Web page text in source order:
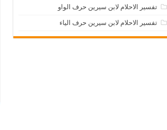
تفسير الاحلام لابن سيرين حرف الواو
تفسير الاحلام لابن سيرين حرف الياء